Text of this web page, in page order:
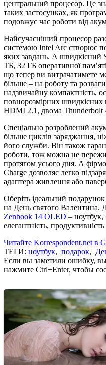
центральний процесор. Це
таких застосунках, як
подовжує час роботи від
Найсучасніший процесор
системою Intel Arc створює
яких завдань. А швидкісний
ТБ, 32 ГБ оперативної
що тепер ви витрачатимете
більше ‒ на роботу та
надзвичайну компактність,
повнорозмірних швидкісних
HDMI 2.1, двома Thunderbolt
Спеціально розроблений
більше циклів заряджання,
його служби. Він також
роботи, тож можна не
протягом усього дня. А
Charge дозволяє легко
адаптера живлення або
Оберіть ідеальний
на День святого Валентина.
Zenbook 14 OLED – ноутбук,
елегантність,
Читайте Korrespondent.net в
ТЕГИ: ноутбук, подарок,
Если вы заметили ошибку,
нажмите Ctrl+Enter, чтобы